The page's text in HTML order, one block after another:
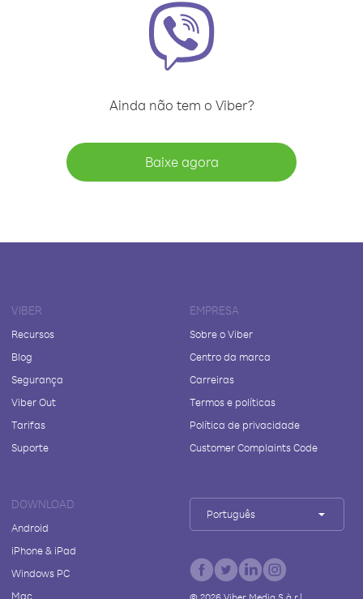
Ainda não tem o Viber?
Baixe agora
VIBER
Recursos
Blog
Segurança
Viber Out
Tarifas
Suporte
EMPRESA
Sobre o Viber
Centro da marca
Carreiras
Termos e políticas
Política de privacidade
Customer Complaints Code
DOWNLOAD
Android
iPhone & iPad
Windows PC
Mac
Português